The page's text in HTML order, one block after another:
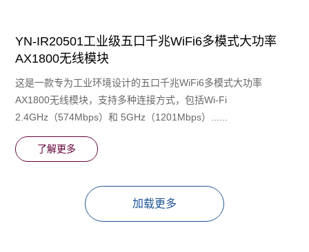
YN-IR20501工业级五口千兆WiFi6多模式大功率
AX1800无线模块
这是一款专为⼯业环境设计的五口千兆WiFi6多模式大功率
AX1800无线模块，支持多种连接方式，包括Wi-Fi
2.4GHz（574Mbps）和 5GHz（1201Mbps）......
了解更多